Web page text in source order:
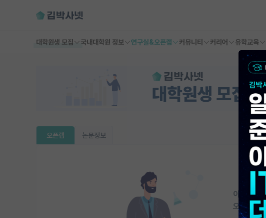
대학원생 모집 국내대학원 정보 연구실&오픈랩 커뮤니티 커리어 유학교육
오픈랩 논문정보
이 연구실
오픈랩이